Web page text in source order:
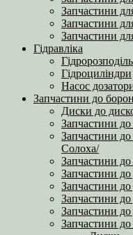
Запчастини
Запчастини
Запчастини
Гідравліка
Гідроциліндри
Насос
Запчастини до борон
Диски до
Запчастини
Запчастини
Солоха/
Запчастини
Запчастини
Запчастини
Запчастини
Запчастини
Запчастини